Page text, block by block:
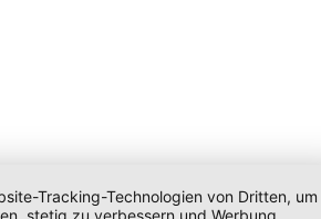
Tracking-Technologien von Dritten, um
stetig zu verbessern und Werbung